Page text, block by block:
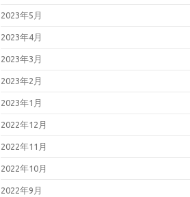
2023年5月
2023年4月
2023年3月
2023年2月
2023年1月
2022年12月
2022年11月
2022年10月
2022年9月